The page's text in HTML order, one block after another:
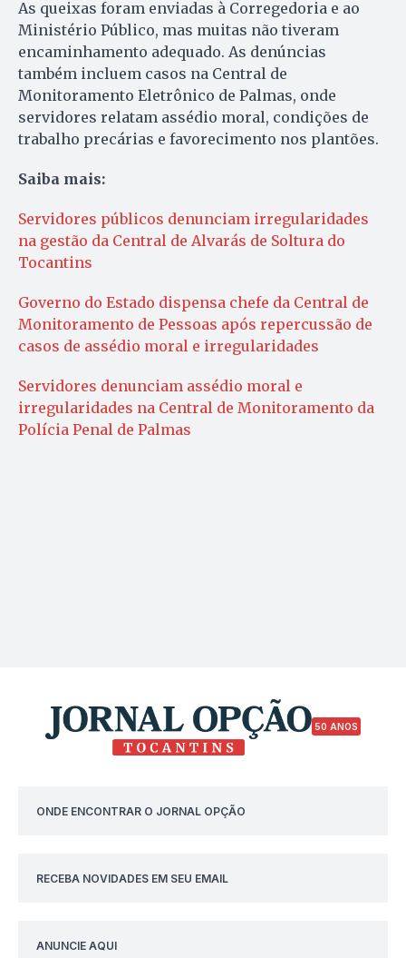
As queixas foram enviadas à Corregedoria e ao
Ministério Público, mas muitas não tiveram
encaminhamento adequado. As denúncias
também incluem casos na Central de
Monitoramento Eletrônico de Palmas, onde
servidores relatam assédio moral, condições de
trabalho precárias e favorecimento nos plantões.
Saiba mais:
Servidores públicos denunciam irregularidades
na gestão da Central de Alvarás de Soltura do
Tocantins
Governo do Estado dispensa chefe da Central de
Monitoramento de Pessoas após repercussão de
casos de assédio moral e irregularidades
Servidores denunciam assédio moral e
irregularidades na Central de Monitoramento da
Polícia Penal de Palmas
50 ANOS
ONDE ENCONTRAR O JORNAL OPÇÃO
RECEBA NOVIDADES EM SEU EMAIL
ANUNCIE AQUI